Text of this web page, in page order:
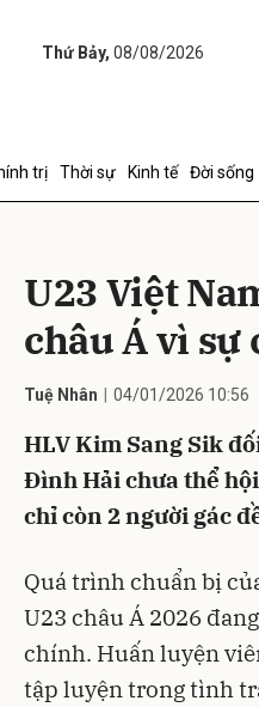
Thứ Bảy, 08/08/2026
trị Thời sự Kinh tế Đời sống
U23 Việt
châu Á vì sự
Tuệ Nhân 04/01/2026 10:56
HLV Kim Sang Sik
Đình Hải chưa thể
chỉ còn 2 người gác
Quá trình chuẩn bị
U23 châu Á 2026
chính. Huấn luyện
tập luyện trong tình